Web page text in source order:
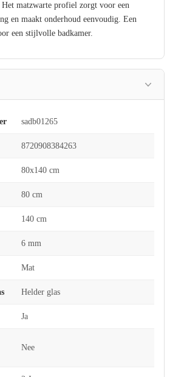
matzwarte profiel zorgt voor een
en maakt onderhoud eenvoudig. Een
een stijlvolle badkamer.
sadb01265
8720908384263
80x140 cm
80 cm
140 cm
6 mm
Mat
Helder glas
Ja
Nee